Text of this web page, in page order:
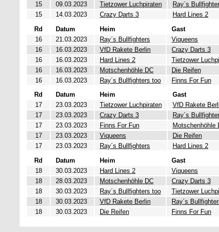
15
09.03.2023 Tietzower Luchpiraten
Ray´s
15
14.03.2023 Crazy Darts 3
Hard Lines 2
Rd
Datum Heim
Gast
16
21.03.2023 Ray´s Bullfighters
Viqueens
16
16.03.2023 VfD Rakete Berlin
Crazy Darts 3
16
16.03.2023 Hard Lines 2
Tietzower
16
16.03.2023 Motschenhöhle DC
Die Reifen
16
16.03.2023 Ray´s Bullfighters too
Finns For Fun
Rd
Datum Heim
Gast
17
23.03.2023 Tietzower Luchpiraten
VfD Rakete
17
23.03.2023 Crazy Darts 3
Ray´s
17
23.03.2023 Finns For Fun
Motschenhöhle
17
23.03.2023 Viqueens
Die Reifen
17
23.03.2023 Ray´s Bullfighters
Hard Lines 2
Rd
Datum Heim
Gast
18
30.03.2023 Hard Lines 2
Viqueens
18
28.03.2023 Motschenhöhle DC
Crazy Darts 3
18
30.03.2023 Ray´s Bullfighters too
Tietzower
18
30.03.2023 VfD Rakete Berlin
Ray´s
18
30.03.2023 Die Reifen Finns For Fun